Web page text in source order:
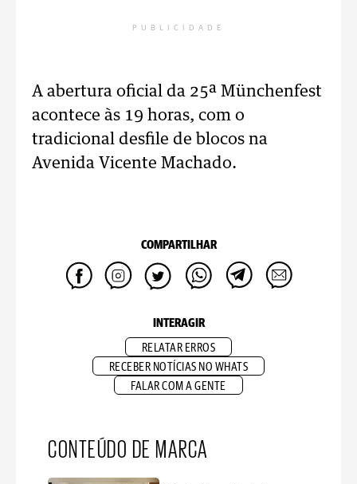
PUBLICIDADE
A abertura oficial da 25ª Münchenfest
acontece às 19 horas, com o
tradicional desfile de blocos na
Avenida Vicente Machado.
COMPARTILHAR
INTERAGIR
RELATAR ERROS
RECEBER NOTÍCIAS NO WHATS
FALAR COM A GENTE
CONTEÚDO DE MARCA